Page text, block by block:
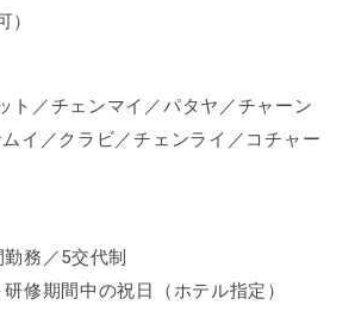
）
ト／チェンマイ／パタヤ／チャーン
イ／クラビ／チェンライ／コチャー
勤務／5交代制
修期間中の祝日（ホテル指定）